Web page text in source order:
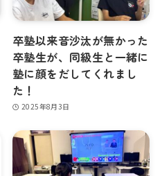
卒塾以来音沙汰が無かった
卒塾生が、同級生と一緒に
塾に顔をだしてくれまし
た！
2025年8月3日